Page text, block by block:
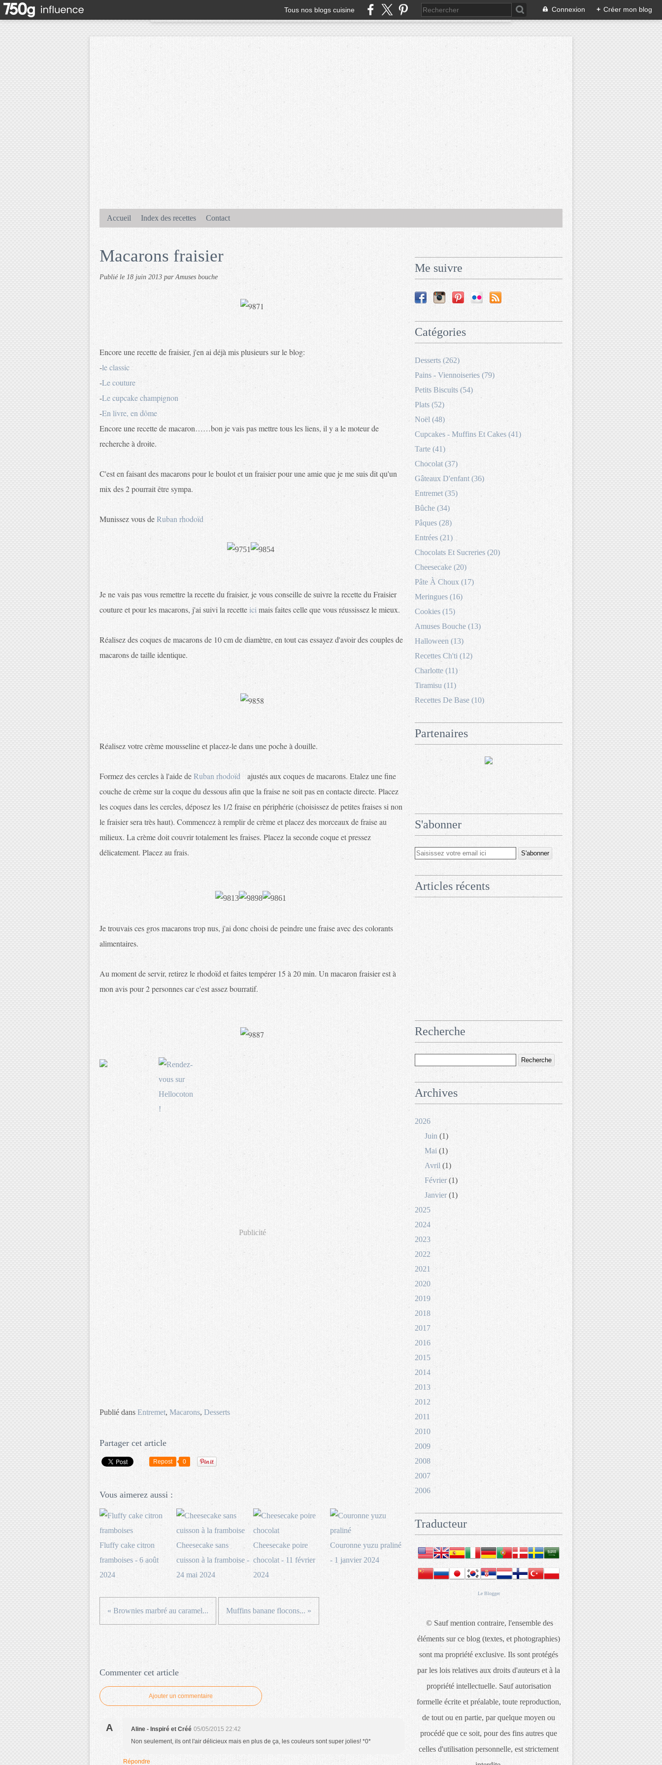
Tous nos blogs cuisine Connexion + Créer mon blog
Accueil Index des recettes Contact
Macarons fraisier
Publié le 18 juin 2013 par Amuses bouche
Encore une recette de fraisier, j'en ai déjà mis plusieurs sur le blog:
-le classic
-Le couture
-Le cupcake champignon
-En livre, en dôme
Encore une recette de macaron……bon je vais pas mettre tous les liens, il y a le moteur de
recherche à droite.
C'est en faisant des macarons pour le boulot et un fraisier pour une amie que je me suis dit qu'un
mix des 2 pourrait être sympa.
Munissez vous deRuban rhodoïd
Je ne vais pas vous remettre la recette du fraisier, je vous conseille de suivre la recette du Fraisier
couture et pour les macarons, j'ai suivi la recetteici mais faites celle que vous réussissez le mieux.
Réalisez des coques de macarons de 10 cm de diamètre, en tout cas essayez d'avoir des couples de
macarons de taille identique.
Réalisez votre crème mousseline et placez-le dans une poche à douille.
Formez des cercles à l'aide deRuban rhodoïd
ajustés aux coques de macarons. Etalez une fine
couche de crème sur la coque du dessous afin que la fraise ne soit pas en contacte directe. Placez
les coques dans les cercles, déposez les 1/2 fraise en périphérie (choisissez de petites fraises si non
le fraisier sera très haut). Commencez à remplir de crème et placez des morceaux de fraise au
milieux. La crème doit couvrir totalement les fraises. Placez la seconde coque et pressez
délicatement. Placez au frais.
Je trouvais ces gros macarons trop nus, j'ai donc choisi de peindre une fraise avec des colorants
alimentaires.
Au moment de servir, retirez le rhodoïd et faites tempérer 15 à 20 min. Un macaron fraisier est à
mon avis pour 2 personnes car c'est assez bourratif.
Publicité
Publié dans Entremet, Macarons, Desserts
Partager cet article
Repost 0
Vous aimerez aussi :
Fluffy cake citron
framboises - 6 août
2024
Cheesecake sans
cuisson à la framboise -
24 mai 2024
Cheesecake poire
chocolat - 11 février
2024
Couronne yuzu praliné
- 1 janvier 2024
« Brownies marbré au caramel... Muffins banane flocons... »
Commenter cet article
Ajouter un commentaire
A Aline - Inspiré et Créé 05/05/2015 22:42
Non seulement, ils ont l'air délicieux mais en plus de ça, les couleurs sont super jolies! *0*
Répondre
Me suivre
Catégories
Desserts (262)
Pains - Viennoiseries (79)
Petits Biscuits (54)
Plats (52)
Noël (48)
Cupcakes - Muffins Et Cakes (41)
Tarte (41)
Chocolat (37)
Gâteaux D'enfant (36)
Entremet (35)
Bûche (34)
Pâques (28)
Entrées (21)
Chocolats Et Sucreries (20)
Cheesecake (20)
Pâte À Choux (17)
Meringues (16)
Cookies (15)
Amuses Bouche (13)
Halloween (13)
Recettes Ch'ti (12)
Charlotte (11)
Tiramisu (11)
Recettes De Base (10)
Partenaires
S'abonner
Articles récents
Recherche
Archives
2026
Juin (1)
Mai (1)
Avril (1)
Février(1)
Janvier (1)
2025
2024
2023
2022
2021
2020
2019
2018
2017
2016
2015
2014
2013
2012
2011
2010
2009
2008
2007
2006
Traducteur
Le Blogger
© Sauf mention contraire, l'ensemble des
éléments sur ce blog (textes, et photographies)
sont ma propriété exclusive. Ils sont protégés
par les lois relatives aux droits d'auteurs et à la
propriété intellectuelle. Sauf autorisation
formelle écrite et préalable, toute reproduction,
de tout ou en partie, par quelque moyen ou
procédé que ce soit, pour des fins autres que
celles d'utilisation personnelle, est strictement